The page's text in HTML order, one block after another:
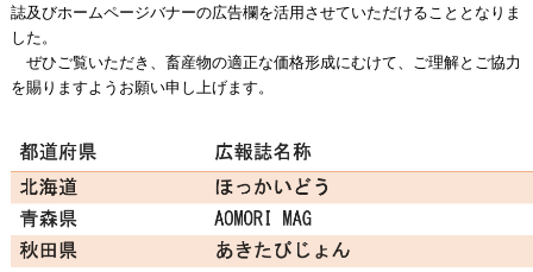
誌及びホームページバナーの広告欄を活用させていただけることとなりま
した。
ぜひご覧いただき、畜産物の適正な価格形成にむけて、ご理解とご協力
を賜りますようお願い申し上げます。